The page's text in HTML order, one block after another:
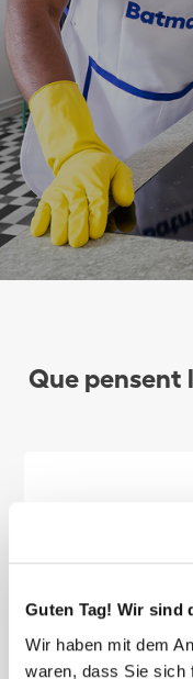
Guten Tag! Wir sind
Wir haben mit dem
waren, dass Sie sich
Que pensent
C'était tout
fallait faire sans
sympathique et